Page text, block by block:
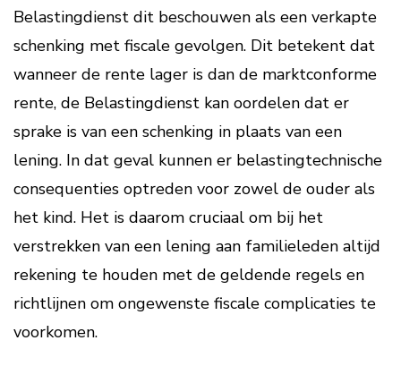
Belastingdienst dit beschouwen als een verkapte
schenking met fiscale gevolgen. Dit betekent dat
wanneer de rente lager is dan de marktconforme
rente, de Belastingdienst kan oordelen dat er
sprake is van een schenking in plaats van een
lening. In dat geval kunnen er belastingtechnische
consequenties optreden voor zowel de ouder als
het kind. Het is daarom cruciaal om bij het
verstrekken van een lening aan familieleden altijd
rekening te houden met de geldende regels en
richtlijnen om ongewenste fiscale complicaties te
voorkomen.